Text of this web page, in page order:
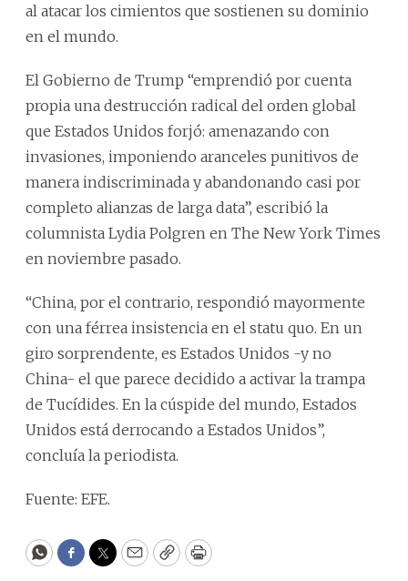
al atacar los cimientos que sostienen su dominio
en el mundo.
El Gobierno de Trump “emprendió por cuenta
propia una destrucción radical del orden global
que Estados Unidos forjó: amenazando con
invasiones, imponiendo aranceles punitivos de
manera indiscriminada y abandonando casi por
completo alianzas de larga data”, escribió la
columnista Lydia Polgren en The New York Times
en noviembre pasado.
“China, por el contrario, respondió mayormente
con una férrea insistencia en el statu quo. En un
giro sorprendente, es Estados Unidos -y no
China- el que parece decidido a activar la trampa
de Tucídides. En la cúspide del mundo, Estados
Unidos está derrocando a Estados Unidos”,
concluía la periodista.
Fuente: EFE.
WhatsApp
Facebook
Twitter
EmailCopyPrint